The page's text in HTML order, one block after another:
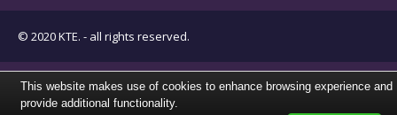
© 2020 KTE. - all rights reserved.
This website makes use of cookies to enhance browsing experience and
provide additional functionality.